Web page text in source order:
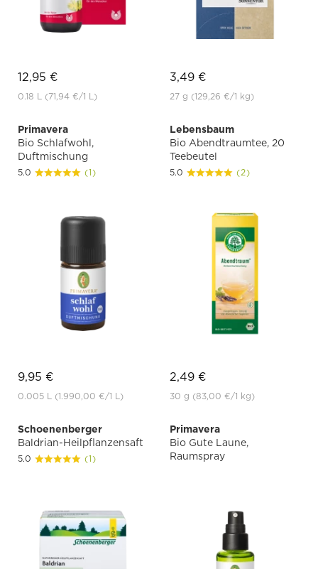
12,95 €
0.18 L (71,94 €/1 L)
3,49 €
27 g (129,26 €/1 kg)
Primavera
Bio Schlafwohl,
Duftmischung
5.0 (1)
9,95 €
0.005 L (1.990,00 €/1 L)
Lebensbaum
Bio Abendtraumtee, 20
Teebeutel
5.0 (2)
2,49 €
30 g (83,00 €/1 kg)
Schoenenberger
Baldrian-Heilpflanzensaft
5.0 (1)
Primavera
Bio Gute Laune,
Raumspray